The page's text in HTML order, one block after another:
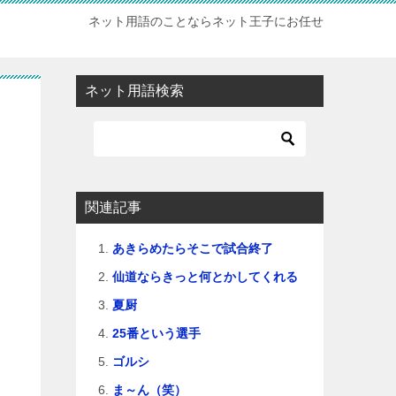
ネット用語のことならネット王子にお任せ
ネット用語検索
関連記事
あきらめたらそこで試合終了
仙道ならきっと何とかしてくれる
夏厨
25番という選手
ゴルシ
ま～ん（笑）